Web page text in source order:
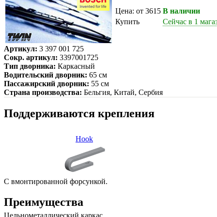
Цена: от 3615 В наличии
Купить
Сейчас в 1
Артикул: 3 397 001 725
Сокр. артикул: 3397001725
Тип дворника: Каркасный
Водительский дворник: 65 см
Пассажирский дворник: 55 см
Страна производства: Бельгия, Китай, Сербия
Поддерживаются крепления
Hook
С вмонтированной форсункой.
Преимущества
Цельнометаллический каркас